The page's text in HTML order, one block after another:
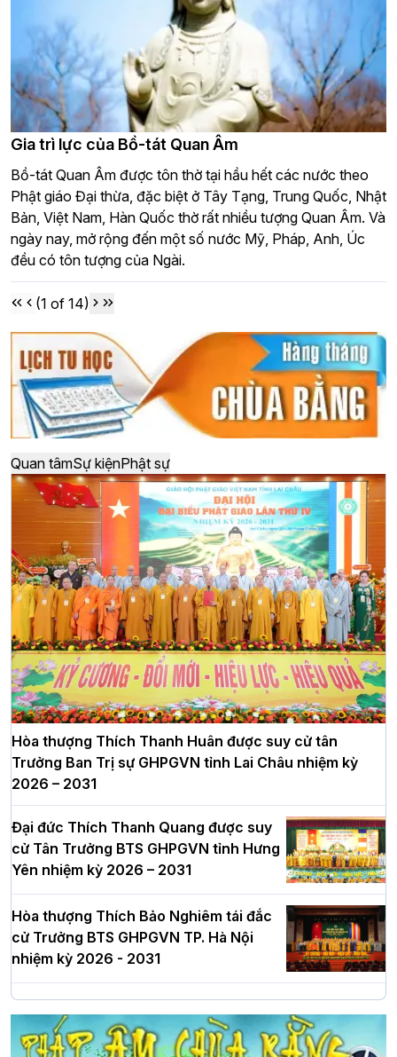
Gia trì lực của Bồ-tát Quan Âm
Bồ-tát Quan Âm được tôn thờ tại hầu hết các nước theo
Phật giáo Đại thừa, đặc biệt ở Tây Tạng, Trung Quốc, Nhật
Bản, Việt Nam, Hàn Quốc thờ rất nhiều tượng Quan Âm. Và
ngày nay, mở rộng đến một số nước Mỹ, Pháp, Anh, Úc
đều có tôn tượng của Ngài.
(1 of 14)
Quan tâmSự kiệnPhật sự
Hòa thượng Thích Thanh Huân được suy cử tân
Trưởng Ban Trị sự GHPGVN tỉnh Lai Châu nhiệm kỳ
2026 – 2031
Đại đức Thích Thanh Quang được suy
cử Tân Trưởng BTS GHPGVN tỉnh Hưng
Yên nhiệm kỳ 2026 – 2031
Hòa thượng Thích Bảo Nghiêm tái đắc
cử Trưởng BTS GHPGVN TP. Hà Nội
nhiệm kỳ 2026 - 2031
Hà Nội: Long trọng lễ khởi công xây
dựng Trung tâm văn hóa Phật giáo Thủ
đô